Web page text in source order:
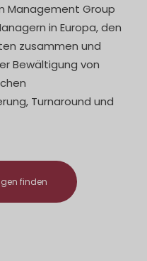
Management Group
in Europa, den
zusammen und
Bewältigung von
Turnaround und
finden